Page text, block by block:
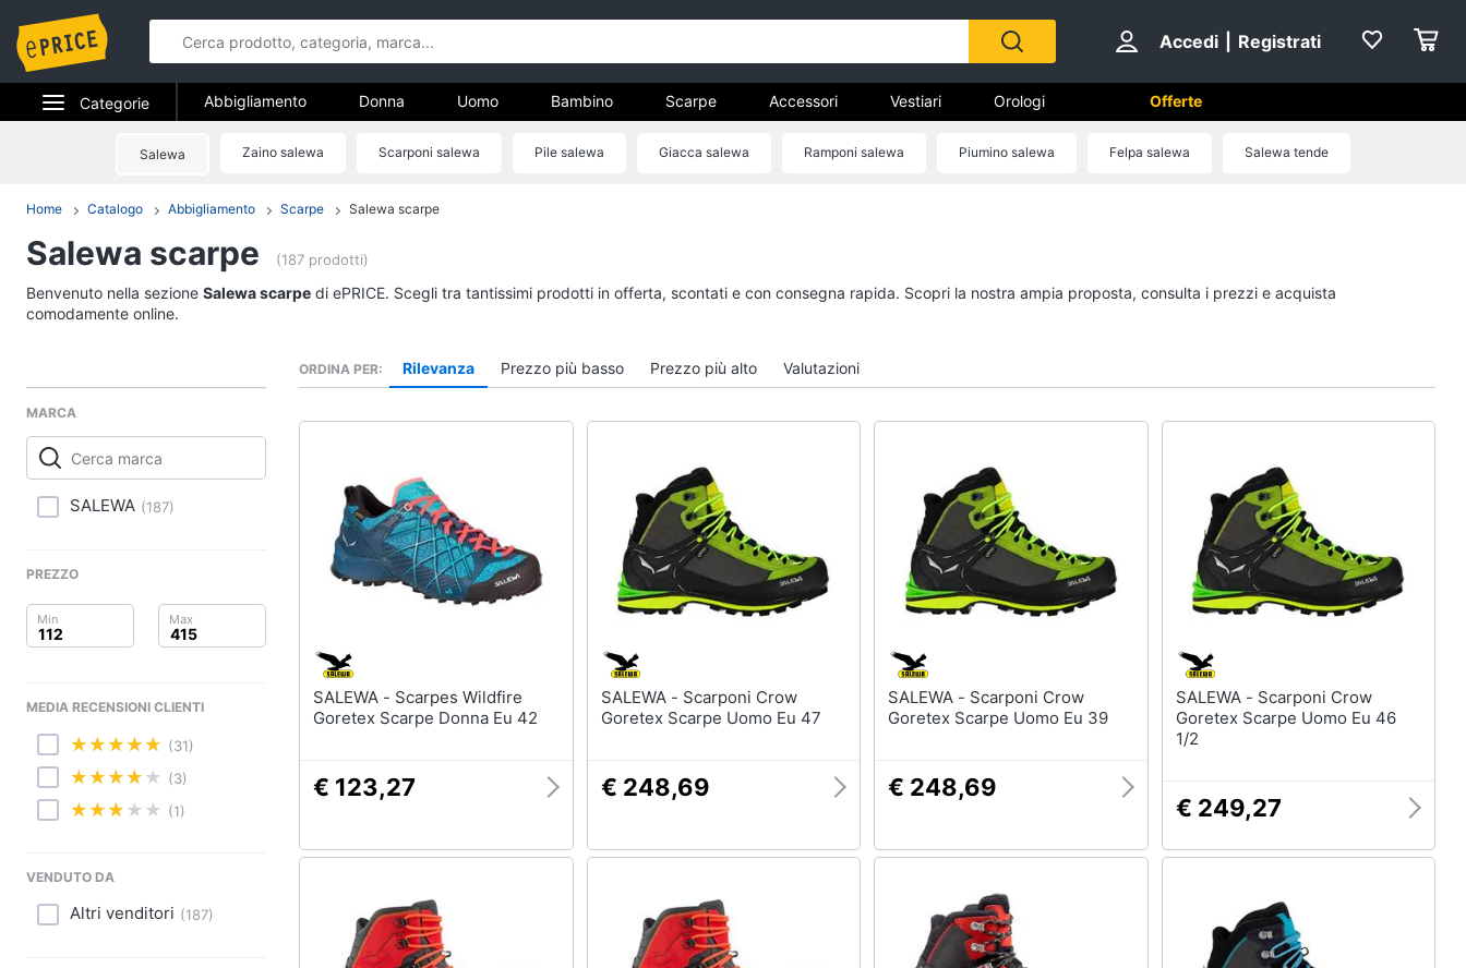
Accedi Registrati
Categorie
Elettrodomestici
Telefonia
Tv e Home Cinema
Videogiochi
Audio e musica
Salute e igiene
Giocattoli
Prima infanzia
Casalinghi
Abbigliamento
Donna
Vedi tutti Vedi tutti Vedi tutti Vedi tutti
Sigaretta elettronica
Borse
Occhiali da vista
Occhiali da sole
Pantaloni
Orologi uomo
Orologi donna
Cavigliera
Collane
Abbigliamento Donna Uomo Bambino Scarpe Accessori Vestiari Orologi Offerte
Salewa Zaino salewa Scarponi salewa Pile salewa Giacca salewa Ramponi salewa Piumino salewa Felpa salewa Salewa tende
Home Catalogo Abbigliamento Scarpe Salewa scarpe
Salewa scarpe (187 prodotti)
Benvenuto nella sezione Salewa scarpe di ePRICE. Scegli tra tantissimi prodotti in offerta, scontati e con consegna rapida. Scopri la nostra ampia proposta, consulta i prezzi e acquista
comodamente online.
MARCA
SALEWA (187)
PREZZO
MEDIA RECENSIONI CLIENTI
(31)
(3)
(1)
VENDUTO DA
Altri venditori (187)
ORDINA PER Rilevanza Prezzo più basso Prezzo più alto Valutazioni
SALEWA - Scarpes Wildfire
Goretex Scarpe Donna Eu 42
€ 123,27
SALEWA - Scarponi Crow
Goretex Scarpe Uomo Eu 47
€ 248,69
SALEWA - Scarponi Crow
Goretex Scarpe Uomo Eu 39
€ 248,69
SALEWA - Scarponi Crow
Goretex Scarpe Uomo Eu 46
1/2
€ 249,27